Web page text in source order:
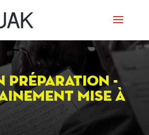
préparation -
mise à